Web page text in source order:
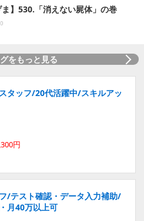
ま】530.「消えない屍体」の巻
をもっと見る
タッフ/20代活躍中/スキルアッ
円
/テスト確認・データ入力補助/
月40万以上可